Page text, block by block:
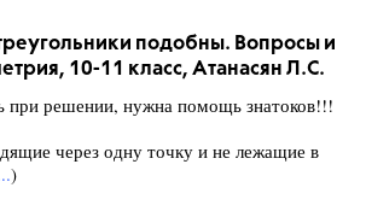
подобны. Вопросы и
10-11 класс, Атанасян Л.С.
при решении, нужна помощь знатоков!!!
через одну точку и не лежащие в
)